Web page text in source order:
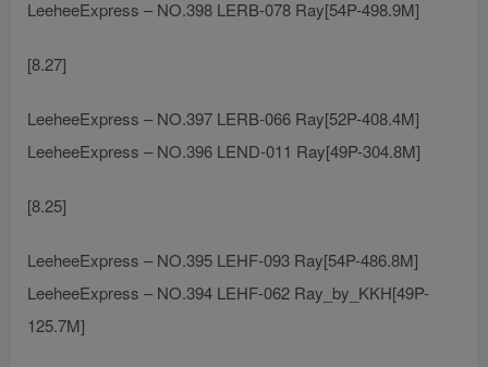
LeeheeExpress – NO.398 LERB-078 Ray[54P-498.9M]
[8.27]
LeeheeExpress – NO.397 LERB-066 Ray[52P-408.4M]
LeeheeExpress – NO.396 LEND-011 Ray[49P-304.8M]
[8.25]
LeeheeExpress – NO.395 LEHF-093 Ray[54P-486.8M]
LeeheeExpress – NO.394 LEHF-062 Ray_by_KKH[49P-
125.7M]